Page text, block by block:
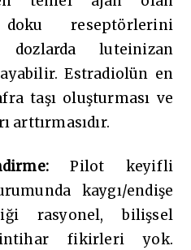
reseptörlerini
dozlarda luteinizan
Estradiolün en
taşı oluşturması ve
arttırmasıdır.
Pilot keyifli
kaygı/endişe
rasyonel, bilişsel
fikirleri yok.